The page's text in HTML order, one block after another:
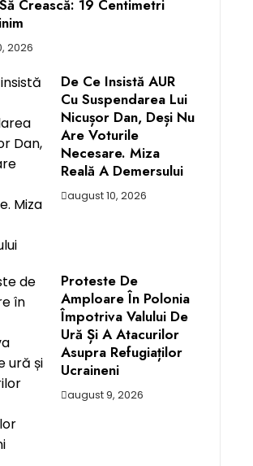
Crească: 19 Centimetri
2026
De Ce Insistă AUR
Cu Suspendarea Lui
Nicușor Dan, Deși Nu
Are Voturile
Necesare. Miza
Reală A Demersului
august 10, 2026
Proteste De
Amploare În Polonia
Împotriva Valului De
Ură Și A Atacurilor
Asupra Refugiaților
Ucraineni
august 9, 2026